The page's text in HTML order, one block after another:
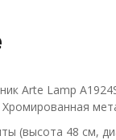
Arte Lamp
(высота 48 см,